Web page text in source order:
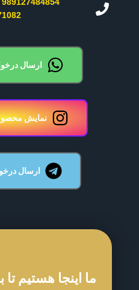
ارسال
نمایش
ارسال
ما اینجا هستیم